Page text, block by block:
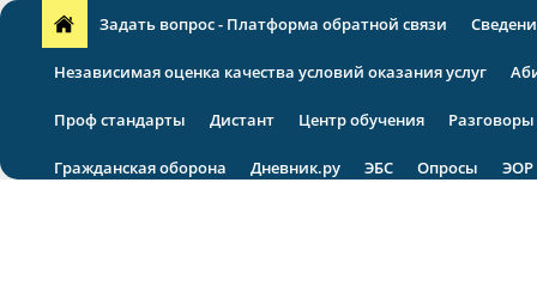
Задать вопрос - Платформа обратной связи
Независимая оценка качества условий оказания услуг
Проф стандарты Дистант Центр обучения
Гражданская оборона Дневник.ру ЭБС Опросы ЭОР